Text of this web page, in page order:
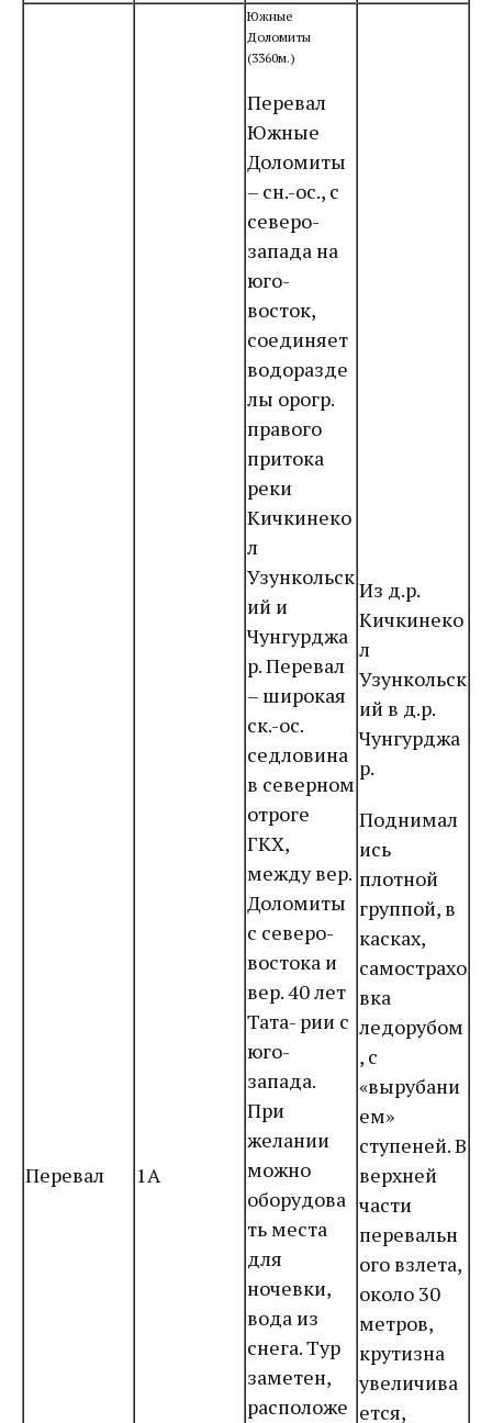
Перевал 1А
Южные
Доломиты
(3360м.)
Перевал
Южные
Доломиты
– сн.-ос., с
северо-
запада на
юго-
восток,
соединяет
водоразде
лы орогр.
правого
притока
реки
Кичкинеко
л
Узункольск
ий и
Чунгурджа
р. Перевал
– широкая
ск.-ос.
седловина
в северном
отроге
ГКХ,
между вер.
Доломиты
с северо-
востока и
вер. 40 лет
Тата- рии с
юго-
запада.
При
желании
можно
оборудова
ть места
для
ночевки,
вода из
снега. Тур
заметен,
расположе
Из д.р.
Кичкинеко
л
Узункольск
ий в д.р.
Чунгурджа
р.
Поднимал
ись
плотной
группой, в
касках,
самострахо
вка
ледорубом
, с
«вырубани
ем»
ступеней. В
верхней
части
перевальн
ого взлета,
около 30
метров,
крутизна
увеличива
ется,